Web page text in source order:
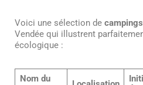
Voici une sélection de campings
Vendée qui illustrent
écologique :
Nom du